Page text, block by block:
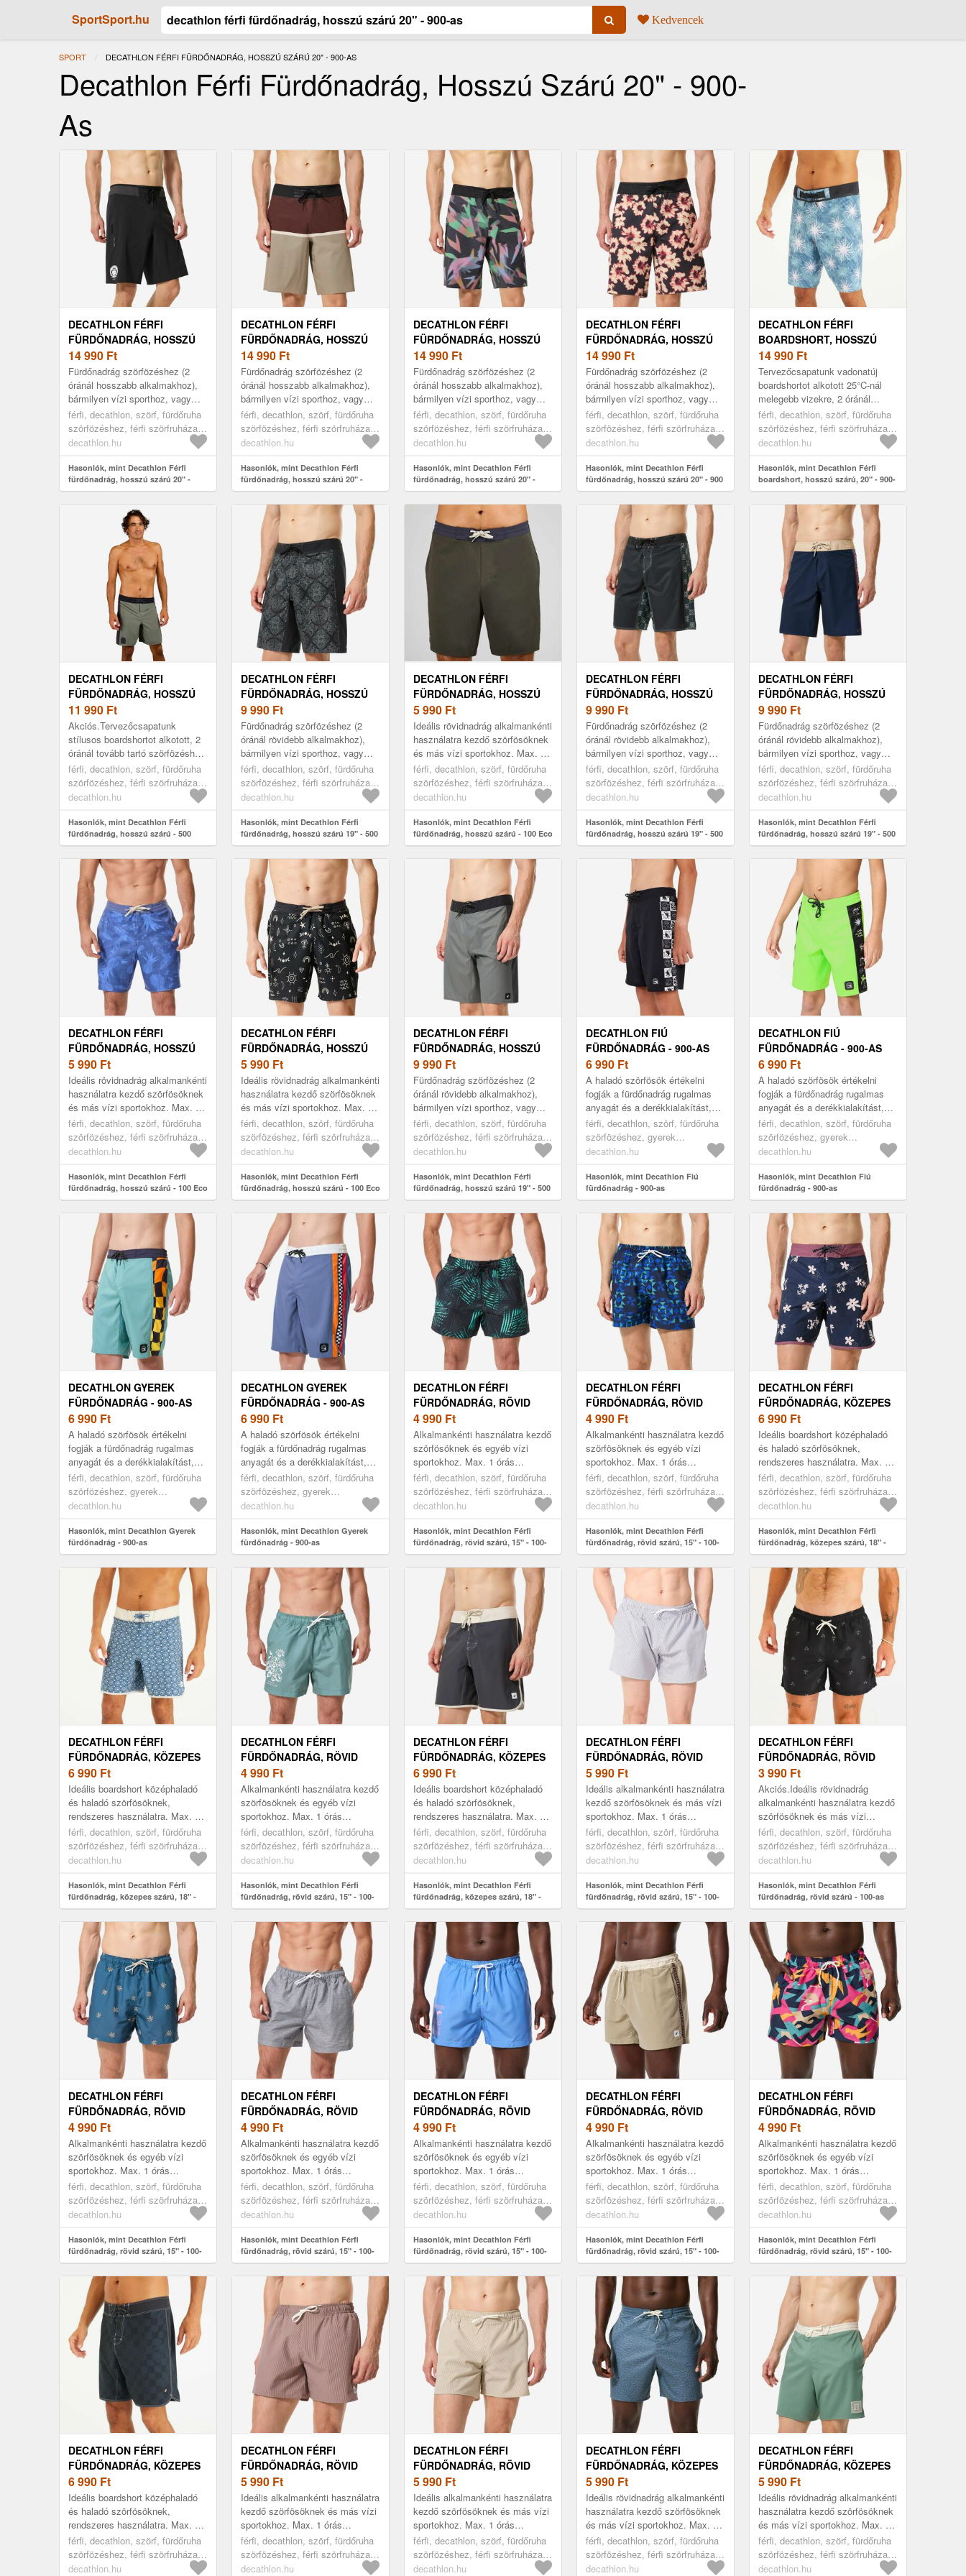
SportSport.hu Kedvencek
SPORT JELENLEGI:
DECATHLON FÉRFI FÜRDŐNADRÁG, HOSSZÚ SZÁRÚ 20" - 900-AS
Decathlon Férfi Fürdőnadrág, Hosszú Szárú 20" - 900-
As
DECATHLON FÉRFI
FÜRDŐNADRÁG, HOSSZÚ
SZÁRÚ 20" - 900-AS
14 990 Ft
Fürdőnadrág szörfözéshez (2
óránál hosszabb alkalmakhoz),
bármilyen vízi sporthoz, vagy
egyszerűen a tengerparti
napokhoz. Jól tart a hullámokban
d...
férfi, decathlon, szörf, fürdőruha
szörfözéshez, férfi szörfruházat,
46
decathlon.hu
Hasonlók, mint Decathlon Férfi
fürdőnadrág, hosszú szárú 20" -
900-as
DECATHLON FÉRFI
FÜRDŐNADRÁG, HOSSZÚ
SZÁRÚ 20" - 900-AS
14 990 Ft
Fürdőnadrág szörfözéshez (2
óránál hosszabb alkalmakhoz),
bármilyen vízi sporthoz, vagy
egyszerűen a tengerparti
napokhoz. Jól tart a hullámokban
d...
férfi, decathlon, szörf, fürdőruha
szörfözéshez, férfi szörfruházat,
48
decathlon.hu
Hasonlók, mint Decathlon Férfi
fürdőnadrág, hosszú szárú 20" -
900-as
DECATHLON FÉRFI
FÜRDŐNADRÁG, HOSSZÚ
SZÁRÚ 20" - 900-AS
14 990 Ft
Fürdőnadrág szörfözéshez (2
óránál hosszabb alkalmakhoz),
bármilyen vízi sporthoz, vagy
egyszerűen a tengerparti
napokhoz. Jól tart a hullámokban
d...
férfi, decathlon, szörf, fürdőruha
szörfözéshez, férfi szörfruházat,
blue, 40
decathlon.hu
Hasonlók, mint Decathlon Férfi
fürdőnadrág, hosszú szárú 20" -
900-as
DECATHLON FÉRFI
FÜRDŐNADRÁG, HOSSZÚ
SZÁRÚ 20" - 900 SOLOWER
14 990 Ft
Fürdőnadrág szörfözéshez (2
óránál hosszabb alkalmakhoz),
bármilyen vízi sporthoz, vagy
egyszerűen a tengerparti
napokhoz. Jól tart a hullámokban
d...
férfi, decathlon, szörf, fürdőruha
szörfözéshez, férfi szörfruházat,
black, 48
decathlon.hu
Hasonlók, mint Decathlon Férfi
fürdőnadrág, hosszú szárú 20" - 900
Solower
DECATHLON FÉRFI
BOARDSHORT, HOSSZÚ
SZÁRÚ, 20" - 900-AS
14 990 Ft
Tervezőcsapatunk vadonatúj
boardshortot alkotott 25°C-nál
melegebb vizekre, 2 óránál
hosszabb szörfözéshez.
Innováció a fürdőnadrágok
világában: kü...
férfi, decathlon, szörf, fürdőruha
szörfözéshez, férfi szörfruházat,
blue, 38
decathlon.hu
Hasonlók, mint Decathlon Férfi
boardshort, hosszú szárú, 20" - 900-
as
DECATHLON FÉRFI
FÜRDŐNADRÁG, HOSSZÚ
SZÁRÚ - 500 ALEX
11 990 Ft
Akciós.Tervezőcsapatunk
stílusos boardshortot alkotott, 2
óránál tovább tartó szörfözéshez.
Hosszú szabása miatt nem
irritálja a combot. Négy irányban
rug...
férfi, decathlon, szörf, fürdőruha
szörfözéshez, férfi szörfruházat,
green, 42
decathlon.hu
Hasonlók, mint Decathlon Férfi
fürdőnadrág, hosszú szárú - 500
Alex
DECATHLON FÉRFI
FÜRDŐNADRÁG, HOSSZÚ
SZÁRÚ 19" - 500 ARCH
9 990 Ft
Fürdőnadrág szörfözéshez (2
óránál rövidebb alkalmakhoz),
bármilyen vízi sporthoz, vagy
egyszerűen a tengerparti
napokhoz. 19" fürdőnadrág Jól
tart...
férfi, decathlon, szörf, fürdőruha
szörfözéshez, férfi szörfruházat,
48
decathlon.hu
Hasonlók, mint Decathlon Férfi
fürdőnadrág, hosszú szárú 19" - 500
Arch
DECATHLON FÉRFI
FÜRDŐNADRÁG, HOSSZÚ
SZÁRÚ - 100 ECO
5 990 Ft
Ideális rövidnadrág alkalmankénti
használatra kezdő szörfösöknek
és más vízi sportokhoz. Max. 1
órás sportoláshoz ajánlott.
Boardshort szörfözéshez...
férfi, decathlon, szörf, fürdőruha
szörfözéshez, férfi szörfruházat,
green, 2xl
decathlon.hu
Hasonlók, mint Decathlon Férfi
fürdőnadrág, hosszú szárú - 100 Eco
DECATHLON FÉRFI
FÜRDŐNADRÁG, HOSSZÚ
SZÁRÚ 19" - 500 ARCH
9 990 Ft
Fürdőnadrág szörfözéshez (2
óránál rövidebb alkalmakhoz),
bármilyen vízi sporthoz, vagy
egyszerűen a tengerparti
napokhoz. 19" fürdőnadrág Jól
tart...
férfi, decathlon, szörf, fürdőruha
szörfözéshez, férfi szörfruházat,
48
decathlon.hu
Hasonlók, mint Decathlon Férfi
fürdőnadrág, hosszú szárú 19" - 500
Arch
DECATHLON FÉRFI
FÜRDŐNADRÁG, HOSSZÚ
SZÁRÚ 19" - 500 ARCH
9 990 Ft
Fürdőnadrág szörfözéshez (2
óránál rövidebb alkalmakhoz),
bármilyen vízi sporthoz, vagy
egyszerűen a tengerparti
napokhoz. 19" fürdőnadrág Jól
tart...
férfi, decathlon, szörf, fürdőruha
szörfözéshez, férfi szörfruházat,
48
decathlon.hu
Hasonlók, mint Decathlon Férfi
fürdőnadrág, hosszú szárú 19" - 500
Arch
DECATHLON FÉRFI
FÜRDŐNADRÁG, HOSSZÚ
SZÁRÚ - 100 ECO
SURFERGIRL
5 990 Ft
Ideális rövidnadrág alkalmankénti
használatra kezdő szörfösöknek
és más vízi sportokhoz. Max. 1
órás sportoláshoz ajánlott.
Boardshort szörfözéshez...
férfi, decathlon, szörf, fürdőruha
szörfözéshez, férfi szörfruházat,
blue, l
decathlon.hu
Hasonlók, mint Decathlon Férfi
fürdőnadrág, hosszú szárú - 100 Eco
Surfergirl
DECATHLON FÉRFI
FÜRDŐNADRÁG, HOSSZÚ
SZÁRÚ - 100 ECO SYMBOL
5 990 Ft
Ideális rövidnadrág alkalmankénti
használatra kezdő szörfösöknek
és más vízi sportokhoz. Max. 1
órás sportoláshoz ajánlott.
Boardshort szörfözéshez...
férfi, decathlon, szörf, fürdőruha
szörfözéshez, férfi szörfruházat,
black/grey, 2xl
decathlon.hu
Hasonlók, mint Decathlon Férfi
fürdőnadrág, hosszú szárú - 100 Eco
Symbol
DECATHLON FÉRFI
FÜRDŐNADRÁG, HOSSZÚ
SZÁRÚ 19" - 500 ARCH
ALEX
9 990 Ft
Fürdőnadrág szörfözéshez (2
óránál rövidebb alkalmakhoz),
bármilyen vízi sporthoz, vagy
egyszerűen a tengerparti
napokhoz. 19" fürdőnadrág Jól
tart...
férfi, decathlon, szörf, fürdőruha
szörfözéshez, férfi szörfruházat,
green, 48
decathlon.hu
Hasonlók, mint Decathlon Férfi
fürdőnadrág, hosszú szárú 19" - 500
Arch Alex
DECATHLON FIÚ
FÜRDŐNADRÁG - 900-AS
6 990 Ft
A haladó szörfösök értékelni
fogják a fürdőnadrág rugalmas
anyagát és a derékkialakítást,
melynek révén kiválóan tart,
bármilyen körülmények között...
férfi, decathlon, szörf, fürdőruha
szörfözéshez, gyerek
szörfruházat, black, 161-
decathlon.hu
Hasonlók, mint Decathlon Fiú
fürdőnadrág - 900-as
DECATHLON FIÚ
FÜRDŐNADRÁG - 900-AS
6 990 Ft
A haladó szörfösök értékelni
fogják a fürdőnadrág rugalmas
anyagát és a derékkialakítást,
melynek révén kiválóan tart,
bármilyen körülmények között...
férfi, decathlon, szörf, fürdőruha
szörfözéshez, gyerek
szörfruházat, green, 161-
decathlon.hu
Hasonlók, mint Decathlon Fiú
fürdőnadrág - 900-as
DECATHLON GYEREK
FÜRDŐNADRÁG - 900-AS
6 990 Ft
A haladó szörfösök értékelni
fogják a fürdőnadrág rugalmas
anyagát és a derékkialakítást,
melynek révén kiválóan tart,
bármilyen körülmények között...
férfi, decathlon, szörf, fürdőruha
szörfözéshez, gyerek
szörfruházat, blue/orange, 161-
decathlon.hu
Hasonlók, mint Decathlon Gyerek
fürdőnadrág - 900-as
DECATHLON GYEREK
FÜRDŐNADRÁG - 900-AS
6 990 Ft
A haladó szörfösök értékelni
fogják a fürdőnadrág rugalmas
anyagát és a derékkialakítást,
melynek révén kiválóan tart,
bármilyen körülmények között...
férfi, decathlon, szörf, fürdőruha
szörfözéshez, gyerek
szörfruházat, blue/orange, 161-
decathlon.hu
Hasonlók, mint Decathlon Gyerek
fürdőnadrág - 900-as
DECATHLON FÉRFI
FÜRDŐNADRÁG, RÖVID
SZÁRÚ, 15" - 100-AS
4 990 Ft
Alkalmankénti használatra kezdő
szörfösöknek és egyéb vízi
sportokhoz. Max. 1 órás
sportoláshoz ajánlott. Kiválóan
tart a hullámokban. Rövid szárú
...
férfi, decathlon, szörf, fürdőruha
szörfözéshez, férfi szörfruházat,
2xl
decathlon.hu
Hasonlók, mint Decathlon Férfi
fürdőnadrág, rövid szárú, 15" - 100-
as
DECATHLON FÉRFI
FÜRDŐNADRÁG, RÖVID
SZÁRÚ, 15" - 100-AS
4 990 Ft
Alkalmankénti használatra kezdő
szörfösöknek és egyéb vízi
sportokhoz. Max. 1 órás
sportoláshoz ajánlott. Kiválóan
tart a hullámokban. Rövid szárú
...
férfi, decathlon, szörf, fürdőruha
szörfözéshez, férfi szörfruházat,
2xl
decathlon.hu
Hasonlók, mint Decathlon Férfi
fürdőnadrág, rövid szárú, 15" - 100-
as
DECATHLON FÉRFI
FÜRDŐNADRÁG, KÖZEPES
SZÁRÚ, 18" - 500-AS
6 990 Ft
Ideális boardshort középhaladó
és haladó szörfösöknek,
rendszeres használatra. Max. 2
órás sportoláshoz ajánlott. Ez a
lapos derékrésszel rendelkez...
férfi, decathlon, szörf, fürdőruha
szörfözéshez, férfi szörfruházat,
48
decathlon.hu
Hasonlók, mint Decathlon Férfi
fürdőnadrág, közepes szárú, 18" -
500-as
DECATHLON FÉRFI
FÜRDŐNADRÁG, KÖZEPES
SZÁRÚ, 18" - 500-AS
6 990 Ft
Ideális boardshort középhaladó
és haladó szörfösöknek,
rendszeres használatra. Max. 2
órás sportoláshoz ajánlott. Ez a
lapos derékrésszel rendelkez...
férfi, decathlon, szörf, fürdőruha
szörfözéshez, férfi szörfruházat,
blue, 44
decathlon.hu
Hasonlók, mint Decathlon Férfi
fürdőnadrág, közepes szárú, 18" -
500-as
DECATHLON FÉRFI
FÜRDŐNADRÁG, RÖVID
SZÁRÚ, 15" - 100-AS
4 990 Ft
Alkalmankénti használatra kezdő
szörfösöknek és egyéb vízi
sportokhoz. Max. 1 órás
sportoláshoz ajánlott. Kiválóan
tart a hullámokban. Rövid szárú
...
férfi, decathlon, szörf, fürdőruha
szörfözéshez, férfi szörfruházat,
green, 2xl
decathlon.hu
Hasonlók, mint Decathlon Férfi
fürdőnadrág, rövid szárú, 15" - 100-
as
DECATHLON FÉRFI
FÜRDŐNADRÁG, KÖZEPES
SZÁRÚ, 18" - 500-AS
6 990 Ft
Ideális boardshort középhaladó
és haladó szörfösöknek,
rendszeres használatra. Max. 2
órás sportoláshoz ajánlott. Ez a
lapos derékrésszel rendelkez...
férfi, decathlon, szörf, fürdőruha
szörfözéshez, férfi szörfruházat,
grey, 48
decathlon.hu
Hasonlók, mint Decathlon Férfi
fürdőnadrág, közepes szárú, 18" -
500-as
DECATHLON FÉRFI
FÜRDŐNADRÁG, RÖVID
SZÁRÚ, 15" - 100-AS
5 990 Ft
Ideális alkalmankénti használatra
kezdő szörfösöknek és más vízi
sportokhoz. Max. 1 órás
sportoláshoz ajánlott. Gumírozott
dereka zsinórral behúzha...
férfi, decathlon, szörf, fürdőruha
szörfözéshez, férfi szörfruházat,
grey, 2xl
decathlon.hu
Hasonlók, mint Decathlon Férfi
fürdőnadrág, rövid szárú, 15" - 100-
as
DECATHLON FÉRFI
FÜRDŐNADRÁG, RÖVID
SZÁRÚ - 100-AS
3 990 Ft
Akciós.Ideális rövidnadrág
alkalmankénti használatra kezdő
szörfösöknek és más vízi
sportokhoz. Max. 1 órás
sportoláshoz ajánlott. Gumírozott
dereka zsinó...
férfi, decathlon, szörf, fürdőruha
szörfözéshez, férfi szörfruházat,
black/grey, 2xl
decathlon.hu
Hasonlók, mint Decathlon Férfi
fürdőnadrág, rövid szárú - 100-as
DECATHLON FÉRFI
FÜRDŐNADRÁG, RÖVID
SZÁRÚ, 15" - 100-AS
4 990 Ft
Alkalmankénti használatra kezdő
szörfösöknek és egyéb vízi
sportokhoz. Max. 1 órás
sportoláshoz ajánlott. Kiválóan
tart a hullámokban. Rövid szárú
...
férfi, decathlon, szörf, fürdőruha
szörfözéshez, férfi szörfruházat,
blue, 2xl
decathlon.hu
Hasonlók, mint Decathlon Férfi
fürdőnadrág, rövid szárú, 15" - 100-
as
DECATHLON FÉRFI
FÜRDŐNADRÁG, RÖVID
SZÁRÚ, 15" - 100-AS
4 990 Ft
Alkalmankénti használatra kezdő
szörfösöknek és egyéb vízi
sportokhoz. Max. 1 órás
sportoláshoz ajánlott. Kiválóan
tart a hullámokban. Rövid szárú
...
férfi, decathlon, szörf, fürdőruha
szörfözéshez, férfi szörfruházat,
grey, 2xl
decathlon.hu
Hasonlók, mint Decathlon Férfi
fürdőnadrág, rövid szárú, 15" - 100-
as
DECATHLON FÉRFI
FÜRDŐNADRÁG, RÖVID
SZÁRÚ, 15" - 100-AS
4 990 Ft
Alkalmankénti használatra kezdő
szörfösöknek és egyéb vízi
sportokhoz. Max. 1 órás
sportoláshoz ajánlott. Kiválóan
tart a hullámokban. Rövid szárú
...
férfi, decathlon, szörf, fürdőruha
szörfözéshez, férfi szörfruházat,
blue, 2xl
decathlon.hu
Hasonlók, mint Decathlon Férfi
fürdőnadrág, rövid szárú, 15" - 100-
as
DECATHLON FÉRFI
FÜRDŐNADRÁG, RÖVID
SZÁRÚ, 15" - 100-AS
4 990 Ft
Alkalmankénti használatra kezdő
szörfösöknek és egyéb vízi
sportokhoz. Max. 1 órás
sportoláshoz ajánlott. Kiválóan
tart a hullámokban. Rövid szárú
...
férfi, decathlon, szörf, fürdőruha
szörfözéshez, férfi szörfruházat,
beige, 2xl
decathlon.hu
Hasonlók, mint Decathlon Férfi
fürdőnadrág, rövid szárú, 15" - 100-
as
DECATHLON FÉRFI
FÜRDŐNADRÁG, RÖVID
SZÁRÚ, 15" - 100-AS
4 990 Ft
Alkalmankénti használatra kezdő
szörfösöknek és egyéb vízi
sportokhoz. Max. 1 órás
sportoláshoz ajánlott. Kiválóan
tart a hullámokban. Rövid szárú
...
férfi, decathlon, szörf, fürdőruha
szörfözéshez, férfi szörfruházat,
blue, 2xl
decathlon.hu
Hasonlók, mint Decathlon Férfi
fürdőnadrág, rövid szárú, 15" - 100-
as
DECATHLON FÉRFI
FÜRDŐNADRÁG, KÖZEPES
SZÁRÚ, 18" - 500-AS
6 990 Ft
Ideális boardshort középhaladó
és haladó szörfösöknek,
rendszeres használatra. Max. 2
órás sportoláshoz ajánlott. Ez a
lapos derékrésszel rendelkez...
férfi, decathlon, szörf, fürdőruha
szörfözéshez, férfi szörfruházat,
black, 48
decathlon.hu
DECATHLON FÉRFI
FÜRDŐNADRÁG, RÖVID
SZÁRÚ, 15" - 100-AS
5 990 Ft
Ideális alkalmankénti használatra
kezdő szörfösöknek és más vízi
sportokhoz. Max. 1 órás
sportoláshoz ajánlott. Gumírozott
dereka zsinórral behúzha...
férfi, decathlon, szörf, fürdőruha
szörfözéshez, férfi szörfruházat,
brown, s
decathlon.hu
DECATHLON FÉRFI
FÜRDŐNADRÁG, RÖVID
SZÁRÚ, 15" - 100-AS
5 990 Ft
Ideális alkalmankénti használatra
kezdő szörfösöknek és más vízi
sportokhoz. Max. 1 órás
sportoláshoz ajánlott. Gumírozott
dereka zsinórral behúzha...
férfi, decathlon, szörf, fürdőruha
szörfözéshez, férfi szörfruházat,
beige, xl
decathlon.hu
DECATHLON FÉRFI
FÜRDŐNADRÁG, KÖZEPES
SZÁRÚ, 18" - 100-AS
5 990 Ft
Ideális rövidnadrág alkalmankénti
használatra kezdő szörfösöknek
és más vízi sportokhoz. Max. 1
órás sportoláshoz ajánlott.
Boardshort szörfözéshez...
férfi, decathlon, szörf, fürdőruha
szörfözéshez, férfi szörfruházat,
blue, xl
decathlon.hu
DECATHLON FÉRFI
FÜRDŐNADRÁG, KÖZEPES
SZÁRÚ, 18" - 100-AS
5 990 Ft
Ideális rövidnadrág alkalmankénti
használatra kezdő szörfösöknek
és más vízi sportokhoz. Max. 1
órás sportoláshoz ajánlott.
Boardshort szörfözéshez...
férfi, decathlon, szörf, fürdőruha
szörfözéshez, férfi szörfruházat,
green, xl
decathlon.hu